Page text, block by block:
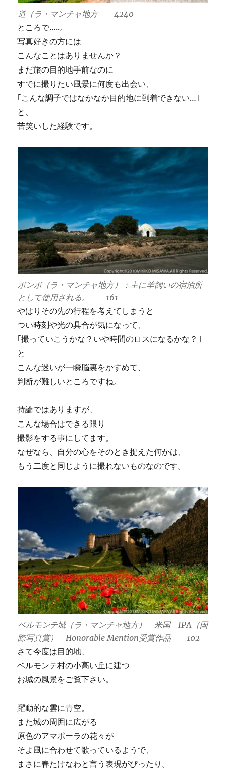
道（ラ・マンチャ地方 4240
ところで…..。
写真好きの方には
こんなことはありませんか？
まだ旅の目的地手前なのに
すでに撮りたい風景に何度も出会い、
｢こんな調子ではなかなか目的地に到着できない…｣
と、
苦笑いした経験です。
ボンボ（ラ・マンチャ地方）：主に羊飼いの宿泊所
として使用される。 161
やはりその先の行程を考えてしまうと
つい時刻や光の具合が気になって、
｢撮っていこうかな？いや時間のロスになるかな？｣
と
こんな迷いが一瞬脳裏をかすめて、
判断が難しいところですね。
持論ではありますが、
こんな場合はできる限り
撮影をする事にしてます。
なぜなら、自分の心をそのとき捉えた何かは、
もう二度と同じように撮れないものなのです。
ベルモンテ城（ラ・マンチャ地方） 米国 IPA（国
際写真賞） Honorable Mention受賞作品 102
さて今度は目的地、
ベルモンテ村の小高い丘に建つ
お城の風景をご覧下さい。
躍動的な雲に青空。
また城の周囲に広がる
原色のアマポーラの花々が
そよ風に合わせて歌っているようで、
まさに春たけなわと言う表現がぴったり。